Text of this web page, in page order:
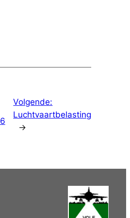
Volgende:
Luchtvaartbelasting
→